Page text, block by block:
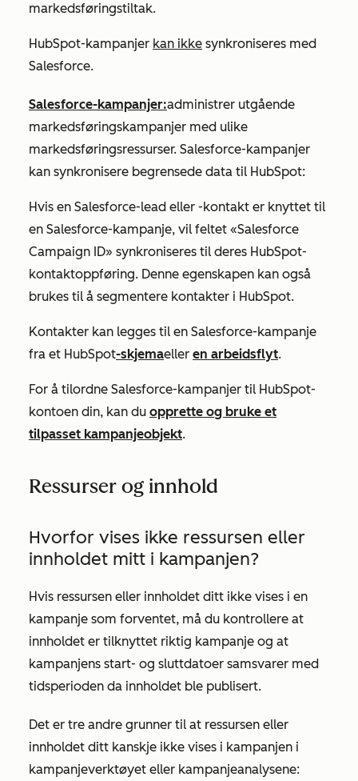
markedsføringstiltak.
HubSpot-kampanjer kan ikke synkroniseres med
Salesforce.
Salesforce-kampanjer:administrer utgående
markedsføringskampanjer med ulike
markedsføringsressurser. Salesforce-kampanjer
kan synkronisere begrensede data til HubSpot:
Hvis en Salesforce-lead eller -kontakt er knyttet til
en Salesforce-kampanje, vil feltet «Salesforce
Campaign ID» synkroniseres til deres HubSpot-
kontaktoppføring. Denne egenskapen kan også
brukes til å segmentere kontakter i HubSpot.
Kontakter kan legges til en Salesforce-kampanje
fra et HubSpot-skjemaeller en arbeidsflyt.
For å tilordne Salesforce-kampanjer til HubSpot-
kontoen din, kan du opprette og bruke et
tilpasset kampanjeobjekt.
Ressurser og innhold
Hvorfor vises ikke ressursen eller
innholdet mitt i kampanjen?
Hvis ressursen eller innholdet ditt ikke vises i en
kampanje som forventet, må du kontrollere at
innholdet er tilknyttet riktig kampanje og at
kampanjens start- og sluttdatoer samsvarer med
tidsperioden da innholdet ble publisert.
Det er tre andre grunner til at ressursen eller
innholdet ditt kanskje ikke vises i kampanjen i
kampanjeverktøyet eller kampanjeanalysene: